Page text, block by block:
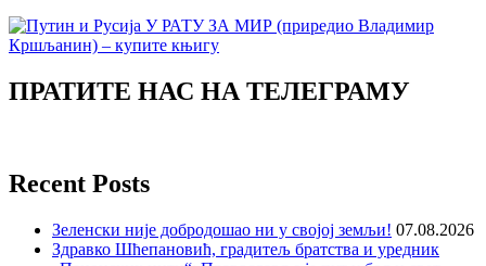
ПРАТИТЕ НАС НА ТЕЛЕГРАМУ
Recent Posts
Зеленски није добродошао ни у својој земљи! 07.08.2026
Здравко Шћепановић, градитељ братства и уредник